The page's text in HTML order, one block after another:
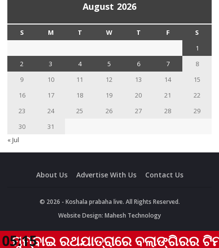
August 2026
S M T W T F
S
1
2
3 4 5 6 7
8
9
10 11 12 13 14
15
16
17 18 19 20 21
22
23
24 25 26 27 28
29
30
31
« Jul
About Us Advertise With Us Contact Us
© 2026 - Koshala prabaha live. All Rights Reserved.
Website Design: Mahesh Technology
ରଥଯାତ୍ରାରେ ବଲାଙ୍ଗିରର ଟିମ୍
05:15